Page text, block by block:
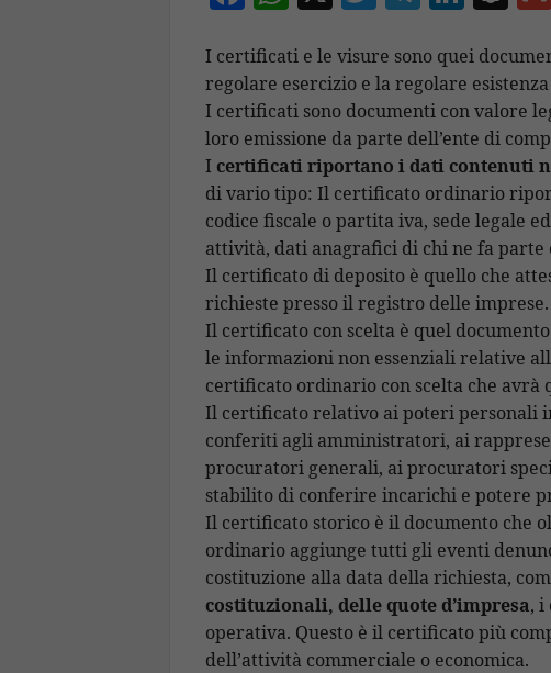
e
b
o
o
k
at
s
A
p
p
itt
er
e
gr
a
m
k
e
dI
n
a
p
c
h
at
I certificati e le visure sono quei
regolare esercizio e la regolare
I certificati sono documenti con valore
loro emissione da parte dell’ente di
I certificati riportano i dati contenuti
di vario tipo: Il certificato ordinario
codice fiscale o partita iva, sede legale
attività, dati anagrafici di chi ne fa
Il certificato di deposito è quello che
richieste presso il registro delle imprese.
Il certificato con scelta è quel
le informazioni non essenziali relative
certificato ordinario con scelta che
Il certificato relativo ai poteri personali
conferiti agli amministratori, ai
procuratori generali, ai procuratori
stabilito di conferire incarichi e potere
Il certificato storico è il documento
ordinario aggiunge tutti gli eventi
costituzione alla data della richiesta,
costituzionali, delle quote d’impresa, i
operativa. Questo è il certificato più
dell’attività commerciale o economica.